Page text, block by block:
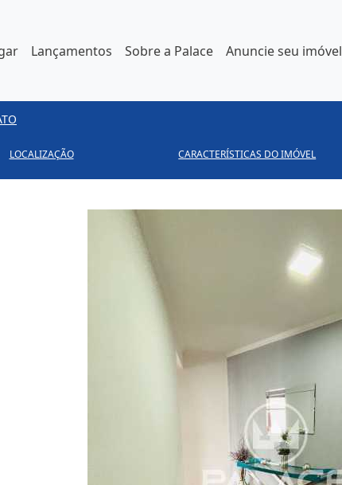
Lançamentos Sobre a Palace Anuncie seu imóvel
LOCALIZAÇÃO CARACTERÍSTICAS DO IMÓVEL